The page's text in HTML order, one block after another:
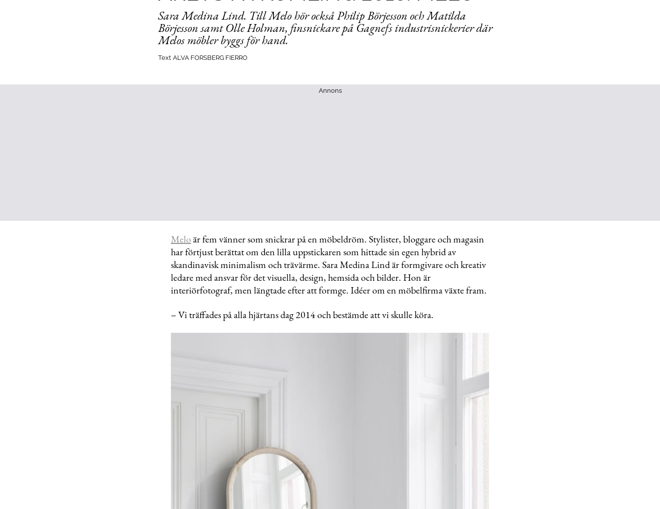
Sara Medina Lind. Till Melo hör också Philip Börjesson och Matilda
Börjesson samt Olle Holman, finsnickare på Gagnefs industrisnicke­rier där
Melos möbler byggs för hand.
Text ALVA FORSBERG FIERRO
Annons
Meloär fem vänner som snickrar på en möbeldröm. Stylister, bloggare och magasin
har förtjust berättat om den lilla uppstickaren som hittade sin egen hybrid av
skandinavisk minimalism och trävärme. Sara Medina Lind är formgivare och kreativ
ledare med ansvar för det visuella, design, hemsida och bilder. Hon är
interiörfotograf, men längtade efter att formge. Idéer om en möbelfirma växte fram.
– Vi träffades på alla hjärtans dag 2014 och bestämde att vi skulle köra.